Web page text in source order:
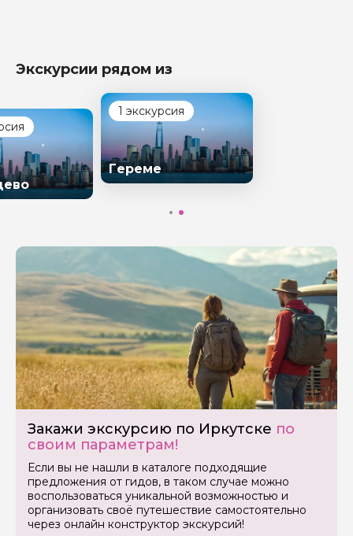
Экскурсии рядом из
1 экскурсия
Гереме
Закажи экскурсию по Иркутске по
своим параметрам!
Если вы не нашли в каталоге подходящие
предложения от гидов, в таком случае можно
воспользоваться уникальной возможностью и
организовать своё путешествие самостоятельно
через онлайн конструктор экскурсий!
Как вас зовут
Ваша электронная почта
Ваш номер телефона
Если у вас есть интересующие вопросы, можете их
Я даю своё согласие на обработку персональных
данных
Отправить